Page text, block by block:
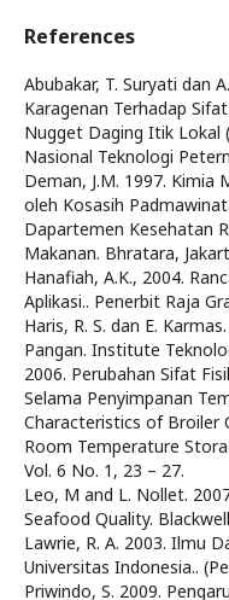
References
Abubakar, T. Suryati dan
Karagenan Terhadap
Nugget Daging Itik Lokal
Nasional Teknologi
Deman, J.M. 1997. Kimia
oleh Kosasih
Dapartemen Kesehatan
Makanan. Bhratara,
Hanafiah, A.K., 2004.
Aplikasi.. Penerbit Raja
Haris, R. S. dan E.
Pangan. Institute
2006. Perubahan Sifat
Selama Penyimpanan
Characteristics of Broiler
Room Temperature
Vol. 6 No. 1, 23 – 27.
Leo, M and L. Nollet.
Seafood Quality.
Lawrie, R. A. 2003. Ilmu
Universitas Indonesia..
Priwindo, S. 2009.